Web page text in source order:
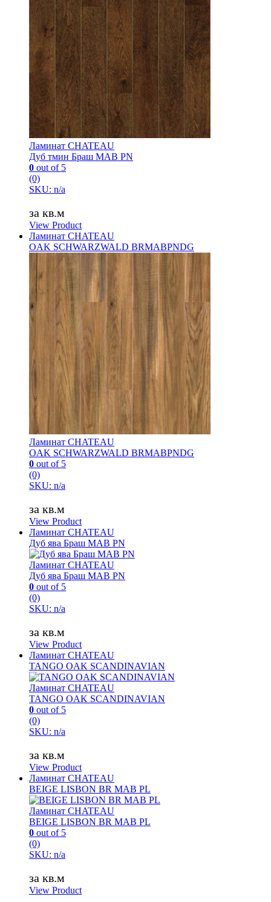
Ламинат CHATEAU
Дуб тмин Браш MAB PN
0 out of 5
(0)
SKU: n/a
за кв.м
View Product
Ламинат CHATEAU
OAK SCHWARZWALD BRMABPNDG
Ламинат CHATEAU
OAK SCHWARZWALD BRMABPNDG
0 out of 5
(0)
SKU: n/a
за кв.м
View Product
Ламинат CHATEAU
Дуб ява Браш MAB PN
Ламинат CHATEAU
Дуб ява Браш MAB PN
0 out of 5
(0)
SKU: n/a
за кв.м
View Product
Ламинат CHATEAU
TANGO OAK SCANDINAVIAN
Ламинат CHATEAU
TANGO OAK SCANDINAVIAN
0 out of 5
(0)
SKU: n/a
за кв.м
View Product
Ламинат CHATEAU
BEIGE LISBON BR MAB PL
Ламинат CHATEAU
BEIGE LISBON BR MAB PL
0 out of 5
(0)
SKU: n/a
за кв.м
View Product